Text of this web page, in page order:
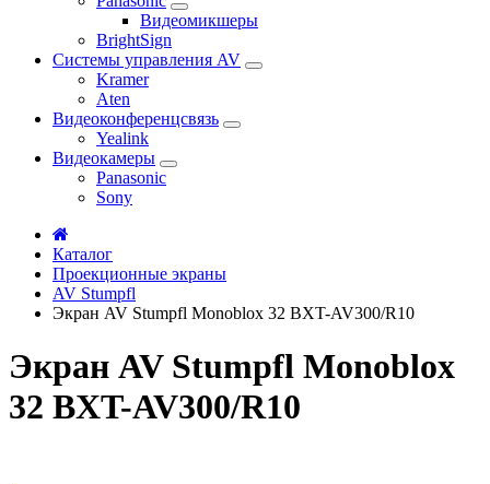
Видеомикшеры
BrightSign
Системы управления AV
Kramer
Aten
Видеоконференцсвязь
Yealink
Видеокамеры
Panasonic
Sony
Каталог
Проекционные экраны
AV Stumpfl
Экран AV Stumpfl Monoblox 32 BXT-AV300/R10
Экран AV Stumpfl Monoblox
32 BXT-AV300/R10